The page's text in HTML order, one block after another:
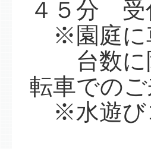
４５分 受
※園庭に
台数に限
転車での
※水遊び